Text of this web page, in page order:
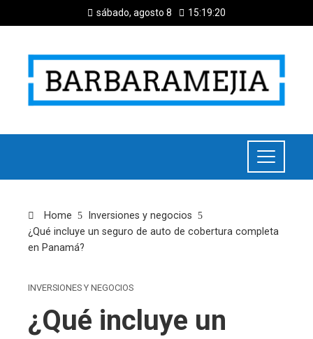
sábado, agosto 8 15:19:20
Home
Inversiones y negocios
¿Qué incluye un seguro de auto de cobertura completa
en Panamá?
INVERSIONES Y NEGOCIOS
¿Qué incluye un